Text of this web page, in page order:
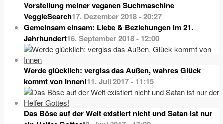
Vorstellung meiner veganen Suchmaschine
VeggieSearch17. Dezember 2018 - 20:27
Gemeinsam einsam: Liebe & Beziehungen im 21.
Jahrhundert16. September 2018 - 12:00
Werde glücklich: vergiss das Außen, wahres Glück
kommt von Innen!11. Juli 2017 - 11:15
Das Böse auf der Welt existiert nicht und Satan ist nur